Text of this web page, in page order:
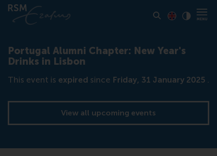
Portugal Alumni Chapter: New Year's
Drinks in Lisbon
This event is expired since Friday, 31 January 2025 .
View all upcoming events